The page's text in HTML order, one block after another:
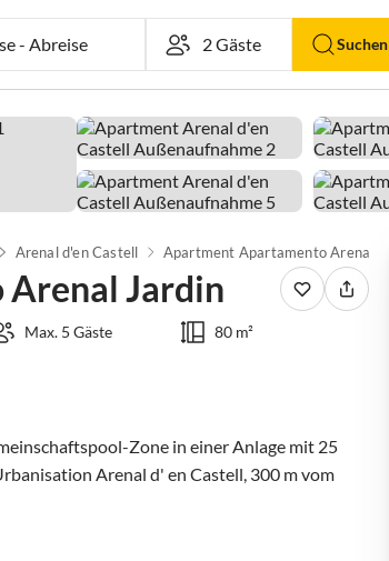
-Abreise Suchen
Arenal d'en Castell
Jardin
Max. 5 Gäste 80 m²
Zone in einer Anlage mit 25
Arenal d' en Castell, 300 m vom